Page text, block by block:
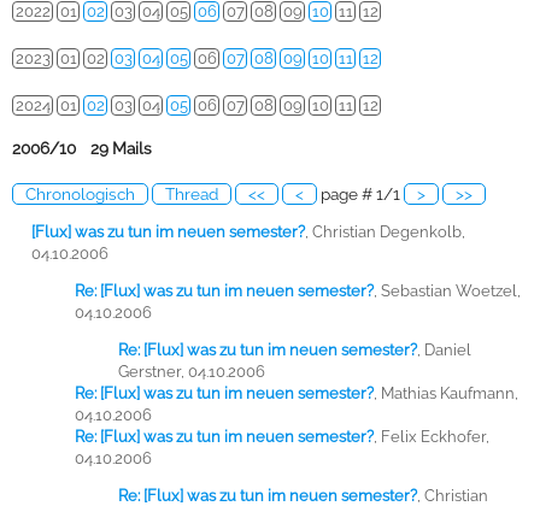
2022 01 02 03 04 05 06 07 08 09 10 11 12
2023 01 02 03 04 05 06 07 08 09 10 11 12
2024 01 02 03 04 05 06 07 08 09 10 11 12
2006/10 29 Mails
Chronologisch Thread << < page # 1/1 > >>
[Flux] was zu tun im neuen semester?, Christian Degenkolb,
04.10.2006
Re: [Flux] was zu tun im neuen semester?, Sebastian Woetzel,
04.10.2006
Re: [Flux] was zu tun im neuen semester?, Daniel
Gerstner, 04.10.2006
Re: [Flux] was zu tun im neuen semester?, Mathias Kaufmann,
04.10.2006
Re: [Flux] was zu tun im neuen semester?, Felix Eckhofer,
04.10.2006
Re: [Flux] was zu tun im neuen semester?, Christian